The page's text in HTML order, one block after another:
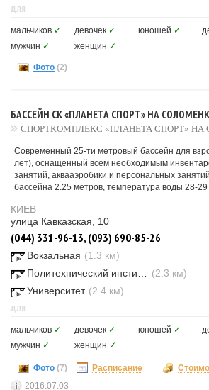
ДЛЯ
мальчиков ✓ девочек ✓ юношей ✓
мужчин ✓ женщин ✓
Фото (2)
БАССЕЙН СК «ПЛАНЕТА СПОРТ» НА
СПОРТКОМПЛЕКС «ПЛАНЕТА СПОРТ» НА
Современный 25-ти метровый бассейн для
лет), оснащенный всем необходимым
занятий, аквааэробики и персональных
бассейна 2.25 метров, температура воды 28-29
КИЕВ
улица Кавказcкая, 10
(044) 331-96-13, (093) 690-85-26
Вокзальная (1.3 км)
(2.3 км)
Университет (2.4 км)
ДЛЯ
мальчиков ✓ девочек ✓ юношей ✓
мужчин ✓ женщин ✓
Фото (7) Расписание
2016.07.03